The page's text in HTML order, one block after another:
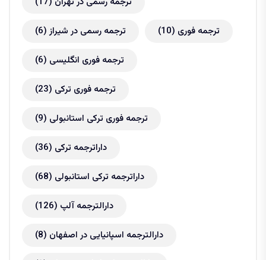
ترجمه رسمی در شیراز(6) ترجمه فوری (10)
ترجمه فوری انگلیسی (6)
ترجمه فوری ترکی (23)
ترجمه فوری ترکی استانبولی (9)
داراترجمه ترکی (36)
داراترجمه ترکی استانبولی (68)
دارالترجمه آلپ (126)
دارالترجمه اسپانیایی در اصفهان (8)